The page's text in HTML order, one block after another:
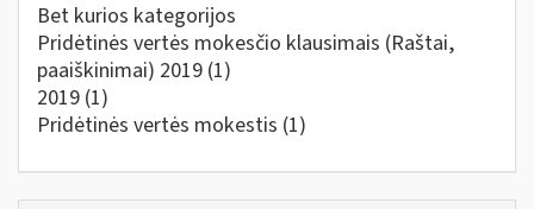
Bet kurios kategorijos
Pridėtinės vertės mokesčio klausimais (Raštai,
paaiškinimai) 2019 (1)
2019 (1)
Pridėtinės vertės mokestis (1)